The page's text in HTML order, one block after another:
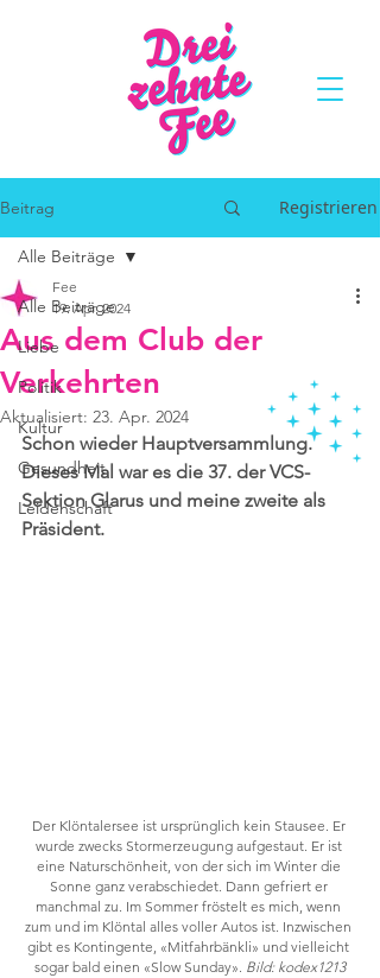
Beitrag Registrieren
Alle Beiträge
Liebe
Politik
Kultur
Gesundheit
Leidenschaft
Alle Beiträge
Aus dem Club der
Verkehrten
Fee
19. Apr. 2024
Aktualisiert: 23. Apr. 2024
Schon wieder Hauptversammlung.
Dieses Mal war es die 37. der VCS-
Sektion Glarus und meine zweite als
Präsident.
Der Klöntalersee ist ursprünglich kein Stausee. Er
wurde zwecks Stormerzeugung aufgestaut. Er ist
eine Naturschönheit, von der sich im Winter die
Sonne ganz verabschiedet. Dann gefriert er
manchmal zu. Im Sommer fröstelt es mich, wenn
zum und im Klöntal alles voller Autos ist. Inzwischen
gibt es Kontingente, «Mitfahrbänkli» und vielleicht
sogar bald einen «Slow Sunday». Bild: kodex1213